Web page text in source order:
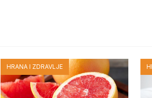
HRANA I ZDRAVLJE